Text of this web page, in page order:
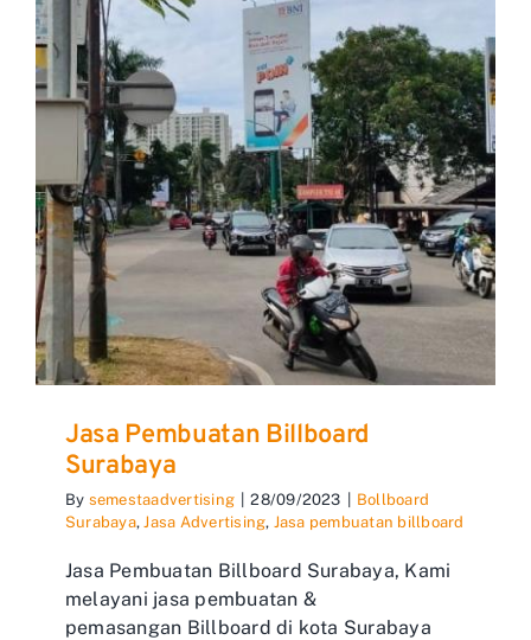
Jasa Pembuatan Billboard
Surabaya
By semestaadvertising 28/09/2023
Bollboard
Surabaya, Jasa Advertising, Jasa pembuatan billboard
Jasa Pembuatan Billboard Surabaya, Kami
melayani jasa pembuatan &
pemasangan Billboard di kota Surabaya